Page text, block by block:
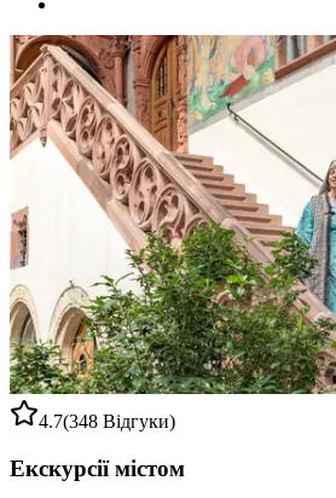
4.7(348 Відгуки)
Екскурсії містом